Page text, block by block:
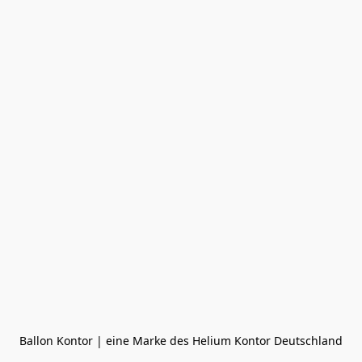
Ballon Kontor | eine Marke des Helium Kontor Deutschland